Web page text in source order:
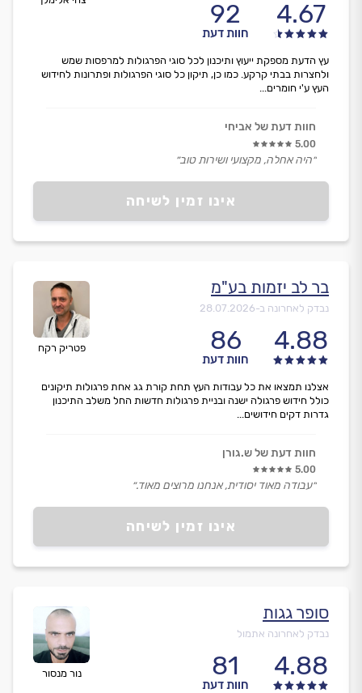
4.67
92
חוות דעת
אינו זמין לשיחה
עץ הדעת מספקת ייעוץ ותיכנון לכל סוגי הפרגולות למרפסות שמש
ולחצרות בבתי קרקע. כמו כן, תיקון כל סוגי הפרגולות ופתרונות לחידוש
העץ ע'י חומרים...
חוות דעת של אביחי
5.00
״היה אחלה, מקצועי ושירות טוב״
פטריק רקח
בר לב יזמות בע"מ
נבדק לאחרונה ב-28.07.2026
4.88
86
חוות דעת
אינו זמין לשיחה
אצלנו תמצאו את כל עבודות העץ תחת קורת גג אחת פרגולות תיקונים
כולל חידוש פרגולה ישנה ובניית פרגולות חדשות החל משלב התיכנון
גדרות דקים חידושים...
חוות דעת של ש.גורן
5.00
״עבודה מאוד יסודית, אנחנו מרוצים מאוד.״
נור מנסור
סופר גגות
נבדק לאחרונה אתמול
4.88
81
חוות דעת